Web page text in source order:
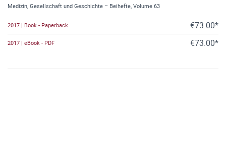
Medizin, Gesellschaft und Geschichte – Beihefte, Volume 63
2017 | Book - Paperback €73.00*
2017 | eBook - PDF €73.00*